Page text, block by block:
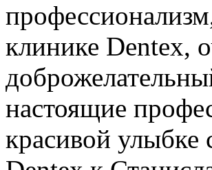
клинике Dentex,
настоящие
красивой улыбке